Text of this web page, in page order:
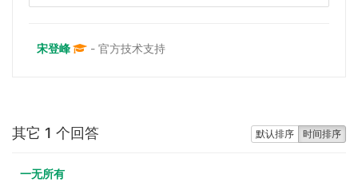
宋登峰 - 官方技术支持
默认排序 时间排序
其它 1 个回答
一无所有